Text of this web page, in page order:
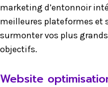
marketing d’entonnoir
meilleures plateformes et
surmonter vos plus
objectifs.
Website